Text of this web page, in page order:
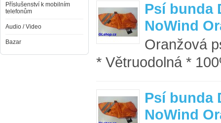
Příslušenství k mobilním
telefonům
Audio / Video
Bazar
Psí bunda
NoWind
Oranžová
* Větruodolná *
Psí bunda
NoWind